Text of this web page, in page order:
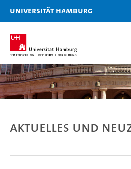
Universität Hamburg
Aktuelles und